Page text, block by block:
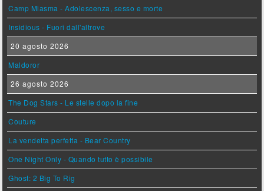
Camp Miasma - Adolescenza, sesso e morte
Insidious - Fuori dall'altrove
20 agosto 2026
Maldoror
26 agosto 2026
The Dog Stars - Le stelle dopo la fine
Couture
La vendetta perfetta - Bear Country
One Night Only - Quando tutto è possibile
Ghost: 2 Big To Rig